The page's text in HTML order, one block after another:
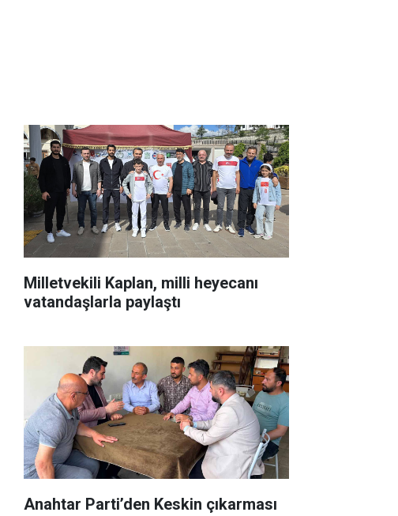
Milletvekili Kaplan, milli heyecanı
vatandaşlarla paylaştı
Anahtar Parti’den Keskin çıkarması